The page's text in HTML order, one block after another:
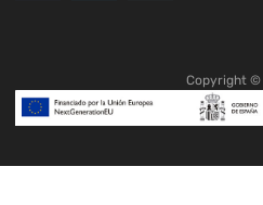
Copyright ©